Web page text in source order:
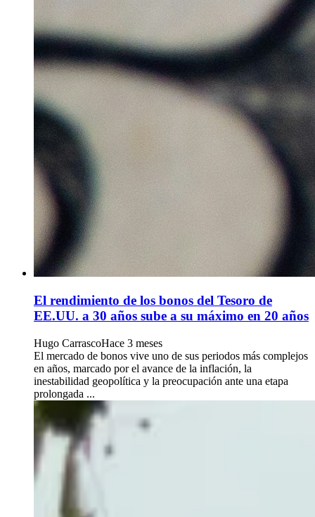
El rendimiento de los bonos del Tesoro de
EE.UU. a 30 años sube a su máximo en 20 años
Hugo CarrascoHace 3 meses
El mercado de bonos vive uno de sus periodos más complejos
en años, marcado por el avance de la inflación, la
inestabilidad geopolítica y la preocupación ante una etapa
prolongada ...